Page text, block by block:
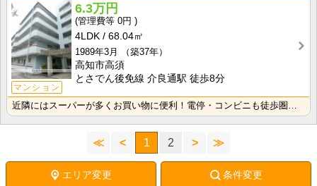
マンション
6.3万円
0円
4LDK
68.04㎡
1989年3月
（築37年）
高知市高須
とさでん後免線 介良通駅 徒歩8分
近隣にはスーパーが多くお買い物に便利！電停・コンビニも徒歩圏部屋数が多く収納スペースもしっかりあるの･･･
≪ < 1 2 > ≫
エリア変更 条件変更